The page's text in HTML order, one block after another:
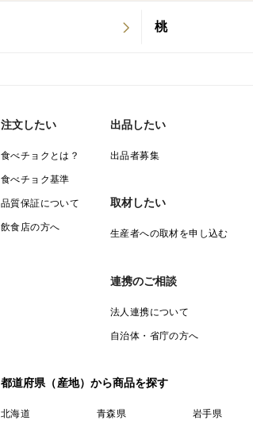
桃
注文したい
食べチョクとは？
食べチョク基準
品質保証について
飲食店の方へ
出品したい
出品者募集
取材したい
生産者への取材を申し込む
連携のご相談
法人連携について
自治体・省庁の方へ
都道府県（産地）から商品を探す
北海道 青森県 岩手県